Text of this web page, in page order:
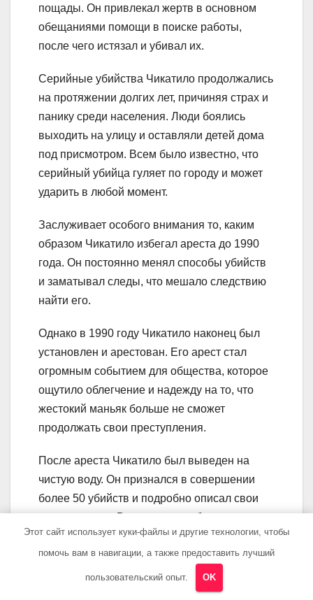
пощады. Он привлекал жертв в основном
обещаниями помощи в поиске работы,
после чего истязал и убивал их.
Серийные убийства Чикатило продолжались
на протяжении долгих лет, причиняя страх и
панику среди населения. Люди боялись
выходить на улицу и оставляли детей дома
под присмотром. Всем было известно, что
серийный убийца гуляет по городу и может
ударить в любой момент.
Заслуживает особого внимания то, каким
образом Чикатило избегал ареста до 1990
года. Он постоянно менял способы убийств
и заматывал следы, что мешало следствию
найти его.
Однако в 1990 году Чикатило наконец был
установлен и арестован. Его арест стал
огромным событием для общества, которое
ощутило облегчение и надежду на то, что
жестокий маньяк больше не сможет
продолжать свои преступления.
После ареста Чикатило был выведен на
чистую воду. Он признался в совершении
более 50 убийств и подробно описал свои
виновным во всех предъявленных
обвинениях и осужден к смертной казни.
Арест Чикатило позволил окончательно
Этот сайт использует куки-файлы и другие технологии, чтобы
помочь вам в навигации, а также предоставить лучший
пользовательский опыт. OK